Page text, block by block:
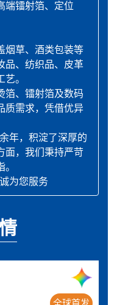
端镭射箔、定位
烟草、酒类包装等
品、纺织品、皮革
。
箔、镭射箔及数码
质需求，凭借优异
年，积淀了深厚的
面，我们秉持严苛
为您服务